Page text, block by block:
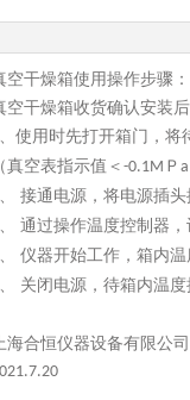
空干燥箱使用操作步骤：
空干燥箱收货确认安装
、使用时先打开箱门，
（真空表指示值＜ -0.1M Ｐ a
、 接通电源，将电源插
、 通过操作温度控制器
、 仪器开始工作，箱内
、 关闭电源，待箱内温
海合恒仪器设备有限公司